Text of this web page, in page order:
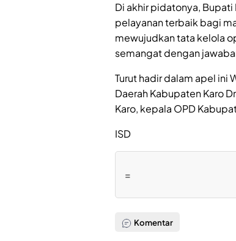
Di akhir pidatonya,
pelayanan terbaik bagi
mewujudkan tata kelola
semangat dengan
Turut hadir dalam apel ini
Daerah Kabupaten Karo
Karo, kepala OPD
ISD
=
Komentar